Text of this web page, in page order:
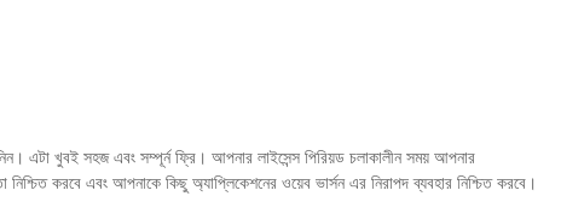
এটা খুবই সহজ এবং সম্পূর্ন ফ্রি। আপনার লাইসেন্স পিরিয়ড চলাকালীন সময় আপনার
করবে এবং আপনাকে কিছু অ্যাপ্লিকেশনের ওয়েব ভার্সন এর নিরাপদ ব্যবহার নিশ্চিত করবে।